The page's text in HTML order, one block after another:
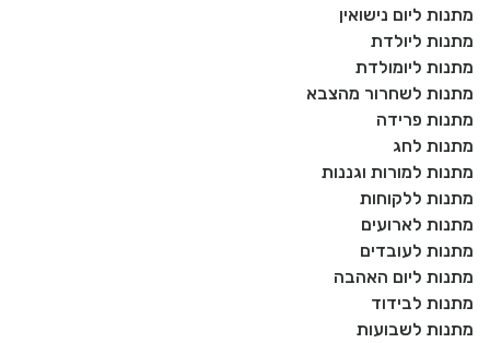
מתנות ליום נישואין
מתנות ליולדת
מתנות ליומולדת
מתנות לשחרור מהצבא
מתנות פרידה
מתנות לחג
מתנות למורות וגננות
מתנות ללקוחות
מתנות לארועים
מתנות לעובדים
מתנות ליום האהבה
מתנות לבידוד
מתנות לשבועות